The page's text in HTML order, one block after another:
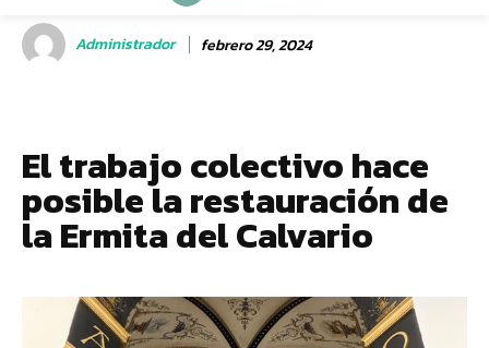
Administrador febrero 29, 2024
El trabajo colectivo hace
posible la restauración de
la Ermita del Calvario